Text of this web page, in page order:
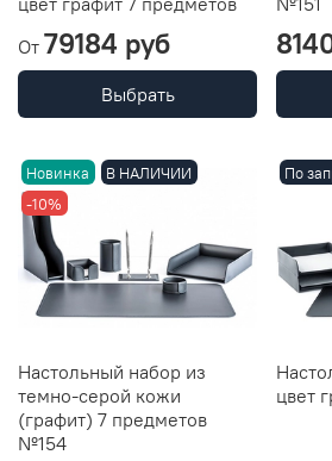
От 79184 руб
Выбрать
Новинка
В НАЛИЧИИ
-10%
Настольный набор из
темно-серой кожи
(графит) 7 предметов
№154
По
цвет